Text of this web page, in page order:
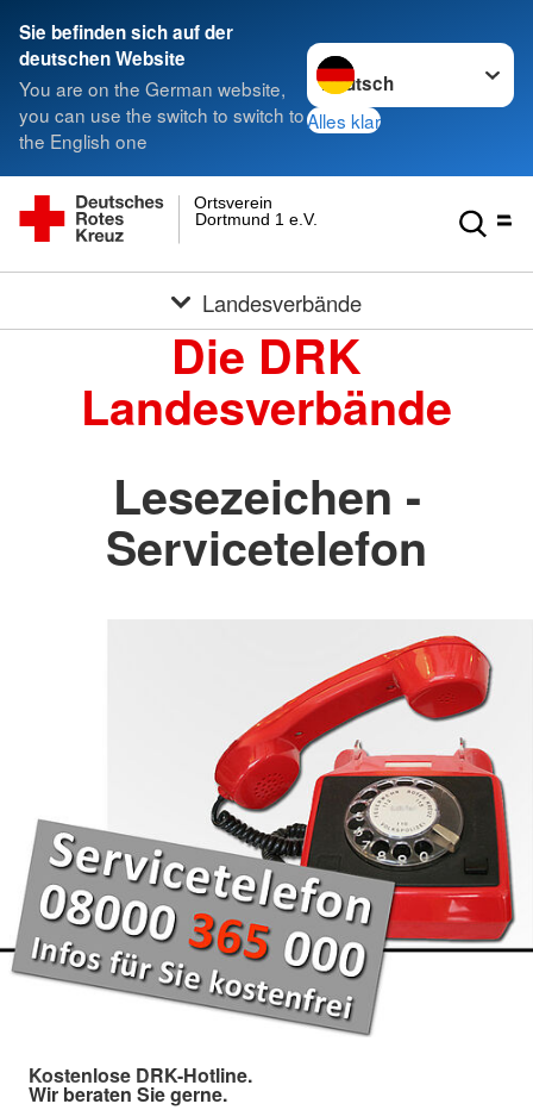
Sie befinden sich auf der
deutschen Website
You are on the German website,
you can use the switch to switch to
the English one
Sprache wechseln zu
Alles klar
Dortmund 1 e.V.
Ortsverein
Landesverbände
Die DRK
Landesverbände
Lesezeichen -
Servicetelefon
Kostenlose DRK-Hotline.
Wir beraten Sie gerne.